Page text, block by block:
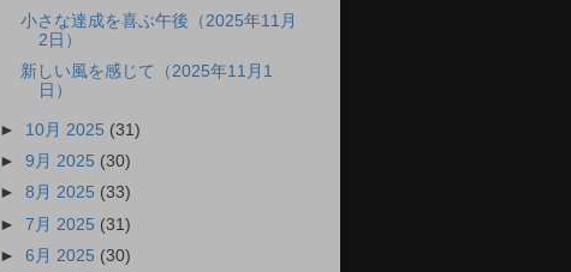
小さな達成を喜ぶ午後（2025年11月
2日）
新しい風を感じて（2025年11月1
日）
► 10月 2025 (31)
►9月 2025 (30)
►8月 2025 (33)
►7月 2025 (31)
►6月 2025 (30)